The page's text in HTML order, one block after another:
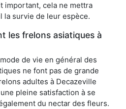
important, cela ne mettra
la survie de leur espèce.
les frelons asiatiques à
de vie en général des
ne font pas de grande
adultes à Decazeville
pleine satisfaction à se
du nectar des fleurs.